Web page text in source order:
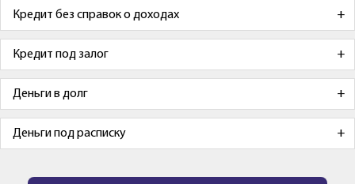
Кредит без справок о доходах
Кредит под залог
Деньги в долг
Деньги под расписку